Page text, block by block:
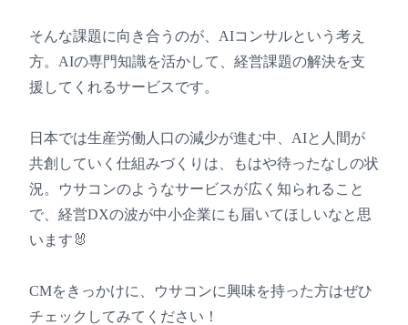
そんな課題に向き合うのが、AIコンサルという考え
方。AIの専門知識を活かして、経営課題の解決を支
援してくれるサービスです。
日本では生産労働人口の減少が進む中、AIと人間が
共創していく仕組みづくりは、もはや待ったなしの状
況。ウサコンのようなサービスが広く知られること
で、経営DXの波が中小企業にも届いてほしいなと思
います🐰
CMをきっかけに、ウサコンに興味を持った方はぜひ
チェックしてみてください！